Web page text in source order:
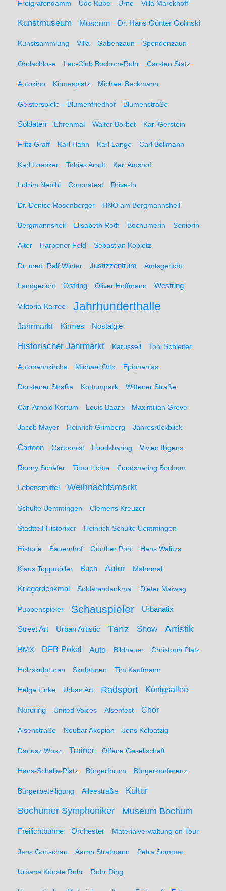
Freigrafendamm Udo Kube Urne Villa Marckhoff
Kunstmuseum Museum Dr. Hans Günter Golinski
Kunstsammlung Villa Gabenzaun Spendenzaun
Obdachlose Leo-Club Bochum-Ruhr Carsten Statz
Autokino Kirmesplatz Michael Beckmann
Geisterspiele Blumenfriedhof Blumenstraße
Soldaten Ehrenmal Walter Borbet Karl Gerstein
Fritz Graff Karl Hahn Karl Lange Carl Bollmann
Karl Loebker Tobias Arndt Karl Amshof
Lolzim Nebihi Coronatest Drive-In
Dr. Denise Rosenberger HNO am Bergmannsheil
Bergmannsheil Elisabeth Roth Bochumerin Seniorin
Alter Harpener Feld Sebastian Kopietz
Dr. med. Ralf Winter Justizzentrum Amtsgericht
Landgericht Ostring Oliver Hoffmann Westring
Viktoria-Karree Jahrhunderthalle
Jahrmarkt Kirmes Nostalgie
Historischer Jahrmarkt Karussell Toni Schleifer
Autobahnkirche Michael Otto Epiphanias
Dorstener Straße Kortumpark Wittener Straße
Carl Arnold Kortum Louis Baare Maximilian Greve
Jacob Mayer Heinrich Grimberg Jahresrückblick
Cartoon Cartoonist Foodsharing Vivien Illigens
Ronny Schäfer Timo Lichte Foodsharing Bochum
Lebensmittel Weihnachtsmarkt
Schulte Uemmingen Clemens Kreuzer
Stadtteil-Historiker Heinrich Schulte Uemmingen
Historie Bauernhof Günther Pohl Hans Walitza
Klaus Toppmöller Buch Autor Mahnmal
Kriegerdenkmal Soldatendenkmal Dieter Maiweg
Puppenspieler Schauspieler Urbanatix
Street Art Urban Artistic Tanz Show Artistik
BMX DFB-Pokal Auto Bildhauer Christoph Platz
Holzskulpturen Skulpturen Tim Kaufmann
Helga Linke Urban Art Radsport Königsallee
Nordring United Voices Alsenfest Chor
Alsenstraße Noubar Akopian Jens Kolpatzig
Dariusz Wosz Trainer Offene Gesellschaft
Hans-Schalla-Platz Bürgerforum Bürgerkonferenz
Bürgerbeteiligung Alleestraße Kultur
Bochumer Symphoniker Museum Bochum
Freilichtbühne Orchester Materialverwaltung on Tour
Jens Gottschau Aaron Stratmann Petra Sommer
Urbane Künste Ruhr Ruhr Ding